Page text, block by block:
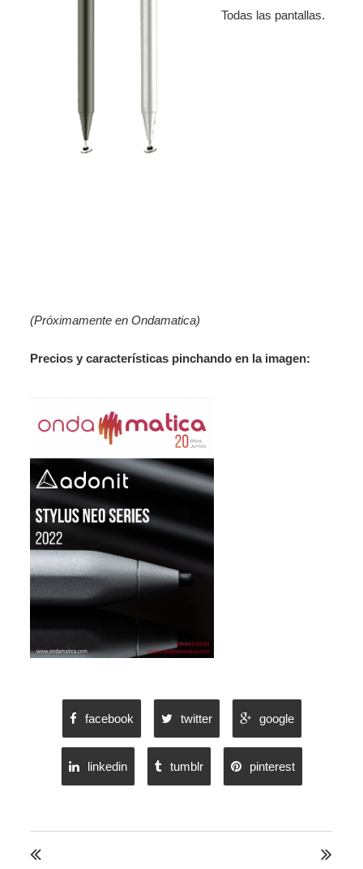
Todas las pantallas.
(Próximamente en Ondamatica)
Precios y características pinchando en la imagen:
facebook twitter google
linkedin tumblr pinterest